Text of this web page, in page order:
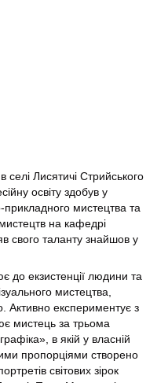
Лисятичі Стрийського
освіту здобув у
прикладного мистецтва та
мистецтв на кафедрі
свого таланту знайшов у
до екзистенції людини та
мистецтва,
Активно експериментує з
мистець за трьома
в якій у власній
пропорціями створено
світових зірок